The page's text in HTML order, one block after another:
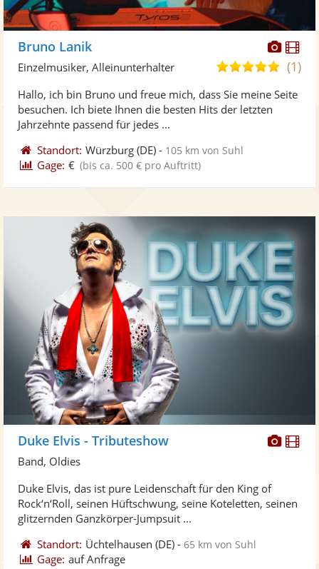
Fotos
Bruno Lanik
5,0
5
(1)
Einzelmusiker, Alleinunterhalter
Hallo, ich bin Bruno und freue mich, dass Sie meine Seite
besuchen. Ich biete Ihnen die besten Hits der letzten
Jahrzehnte passend für jedes ...
Standort: Würzburg (DE) - 105 km von Suhl
Gage: € (bis ca. 500 € pro Auftritt)
Duke Elvis - Tributeshow
Band, Oldies
Duke Elvis, das ist pure Leidenschaft für den King of
Rock‘n‘Roll, seinen Hüftschwung, seine Koteletten, seinen
glitzernden Ganzkörper-Jumpsuit ...
Standort: Üchtelhausen (DE) -65 km von Suhl
Gage: auf Anfrage